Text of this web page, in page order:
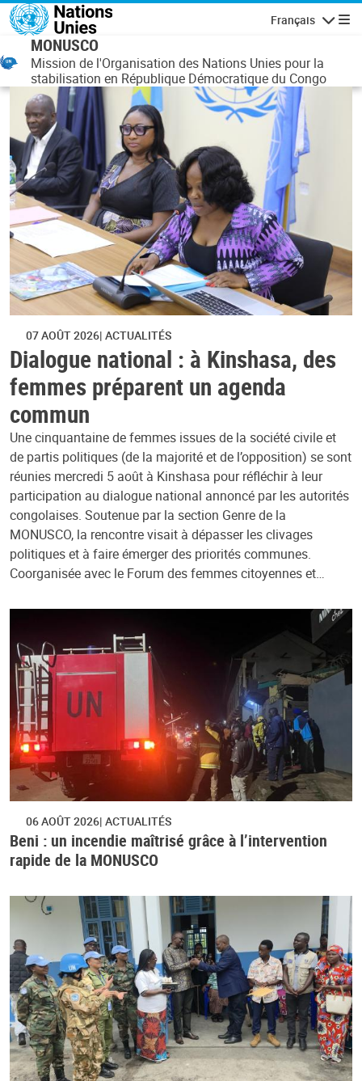
Aller au contenu principal
Français
MONUSCO
Mission de l'Organisation des Nations Unies pour la
stabilisation en République Démocratique du Congo
07 AOÛT 2026 ACTUALITÉS
Dialogue national : à Kinshasa, des
femmes préparent un agenda
commun
Une cinquantaine de femmes issues de la société civile et
de partis politiques (de la majorité et de l’opposition) se sont
réunies mercredi 5 août à Kinshasa pour réfléchir à leur
participation au dialogue national annoncé par les autorités
congolaises. Soutenue par la section Genre de la
MONUSCO, la rencontre visait à dépasser les clivages
politiques et à faire émerger des priorités communes.
Coorganisée avec le Forum des femmes citoyennes et…
06 AOÛT 2026 ACTUALITÉS
Beni : un incendie maîtrisé grâce à l’intervention
rapide de la MONUSCO